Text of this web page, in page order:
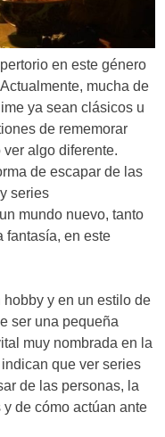
en este género
mucha de
ya sean clásicos u
de rememorar
algo diferente.
de escapar de las
series
mundo nuevo, tanto
fantasía, en este
y en un estilo de
ser una pequeña
muy nombrada en la
que ver series
de las personas, la
de cómo actúan ante